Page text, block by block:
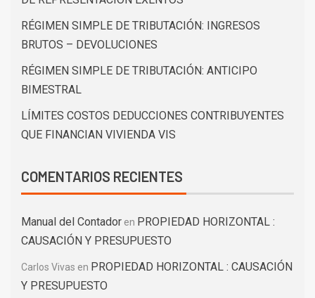
RÉGIMEN SIMPLE DE TRIBUTACIÓN: INGRESOS
BRUTOS – DEVOLUCIONES
RÉGIMEN SIMPLE DE TRIBUTACIÓN: ANTICIPO
BIMESTRAL
LÍMITES COSTOS DEDUCCIONES CONTRIBUYENTES
QUE FINANCIAN VIVIENDA VIS
COMENTARIOS RECIENTES
Manual del Contador en PROPIEDAD HORIZONTAL :
CAUSACIÓN Y PRESUPUESTO
Carlos Vivas en PROPIEDAD HORIZONTAL : CAUSACIÓN
Y PRESUPUESTO